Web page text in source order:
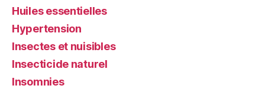
Huiles essentielles
Hypertension
Insectes et nuisibles
Insecticide naturel
Insomnies